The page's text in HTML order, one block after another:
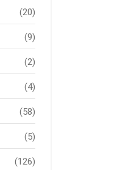
(20)
(9)
(2)
(4)
(58)
(5)
(126)